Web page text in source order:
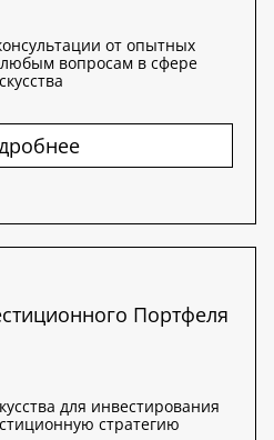
от опытных
любым вопросам в сфере
Портфеля
для инвестирования
стратегию